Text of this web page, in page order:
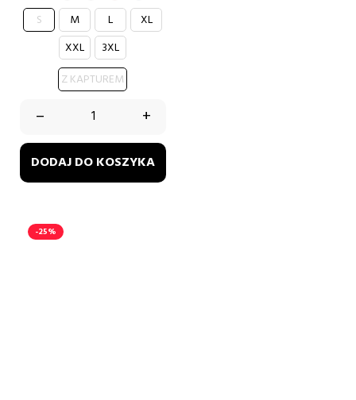
S
M L
XL
XXL
3XL
Z KAPTUREM
– +
DODAJ DO KOSZYKA
-25%